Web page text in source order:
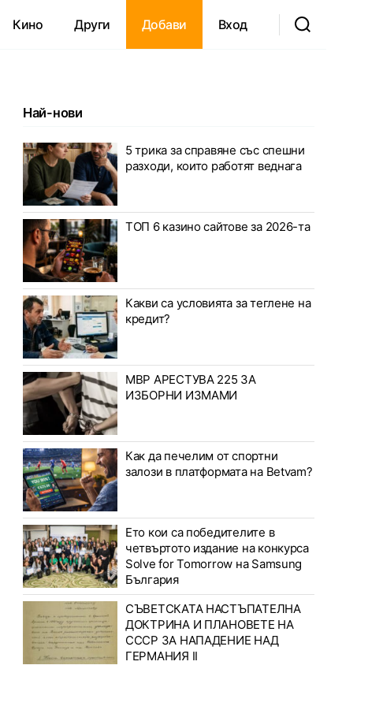
Кино Други Добави Вход
Най-нови
5 трика за справяне със спешни
разходи, които работят веднага
ТОП 6 казино сайтове за 2026-та
Какви са условията за теглене на
кредит?
МВР АРЕСТУВА 225 ЗА
ИЗБОРНИ ИЗМАМИ
Как да печелим от спортни
залози в платформата на Betvam?
Ето кои са победителите в
четвъртото издание на конкурса
Solve for Tomorrow на Samsung
България
СЪВЕТСКАТА НАСТЪПАТЕЛНА
ДОКТРИНА И ПЛАНОВЕТЕ НА
СССР ЗА НАПАДЕНИЕ НАД
ГЕРМАНИЯ II